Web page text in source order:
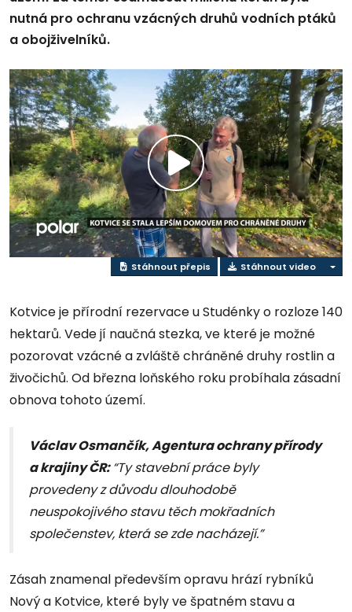
nutná pro ochranu vzácných druhů vodních ptáků
a obojživelníků.
Přehrát
video
Stáhnout přepis Stáhnout video
Kotvice je přírodní rezervace u Studénky o rozloze 140
hektarů. Vede jí naučná stezka, ve které je možné
pozorovat vzácné a zvláště chráněné druhy rostlin a
živočichů. Od března loňského roku probíhala zásadní
obnova tohoto území.
Václav Osmančík, Agentura ochrany přírody
a krajiny ČR:“Ty stavební práce byly
provedeny z důvodu dlouhodobě
neuspokojivého stavu těch mokřadních
společenstev, která se zde nacházejí.”
Zásah znamenal především opravu hrází rybníků
Nový a Kotvice, které byly ve špatném stavu a